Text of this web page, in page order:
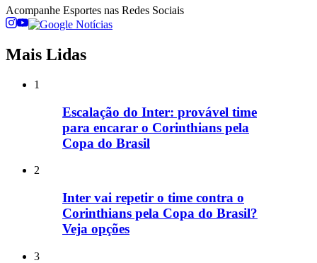
Acompanhe Esportes nas Redes Sociais
Mais Lidas
1
Escalação do Inter: provável time
para encarar o Corinthians pela
Copa do Brasil
2
Inter vai repetir o time contra o
Corinthians pela Copa do Brasil?
Veja opções
3